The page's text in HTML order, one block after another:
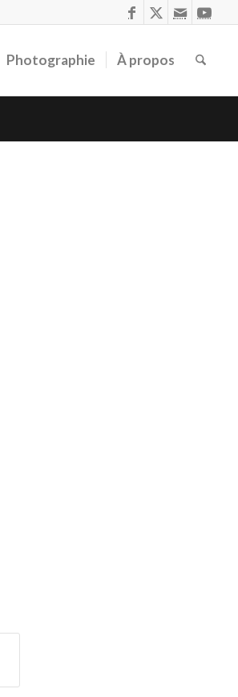
Photographie À propos